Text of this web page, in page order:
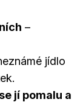
–
jídlo
jí pomalu a